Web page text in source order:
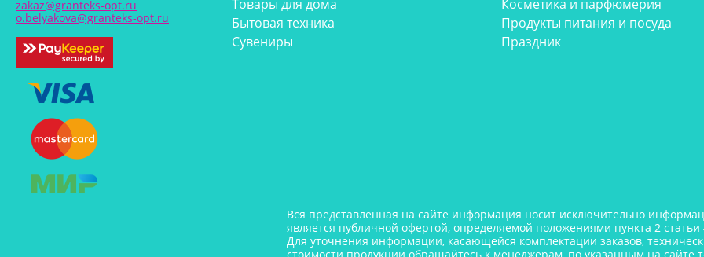
zakaz@granteks-opt.ru
o.belyakova@granteks-opt.ru
Товары для дома
Бытовая техника
Сувениры
Косметика и парфюмерия
Продукты питания и посуда
Праздник
Вся представленная на сайте информация носит исключительно
является публичной офертой, определяемой положениями пункта 2
Для уточнения информации, касающейся комплектации заказов,